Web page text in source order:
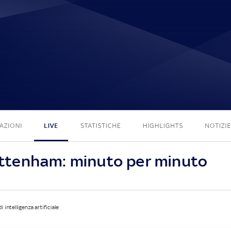
LIVE STATISTICHE HIGHLIGHTS NOTIZIE
minuto per minuto
intelligenza artificiale